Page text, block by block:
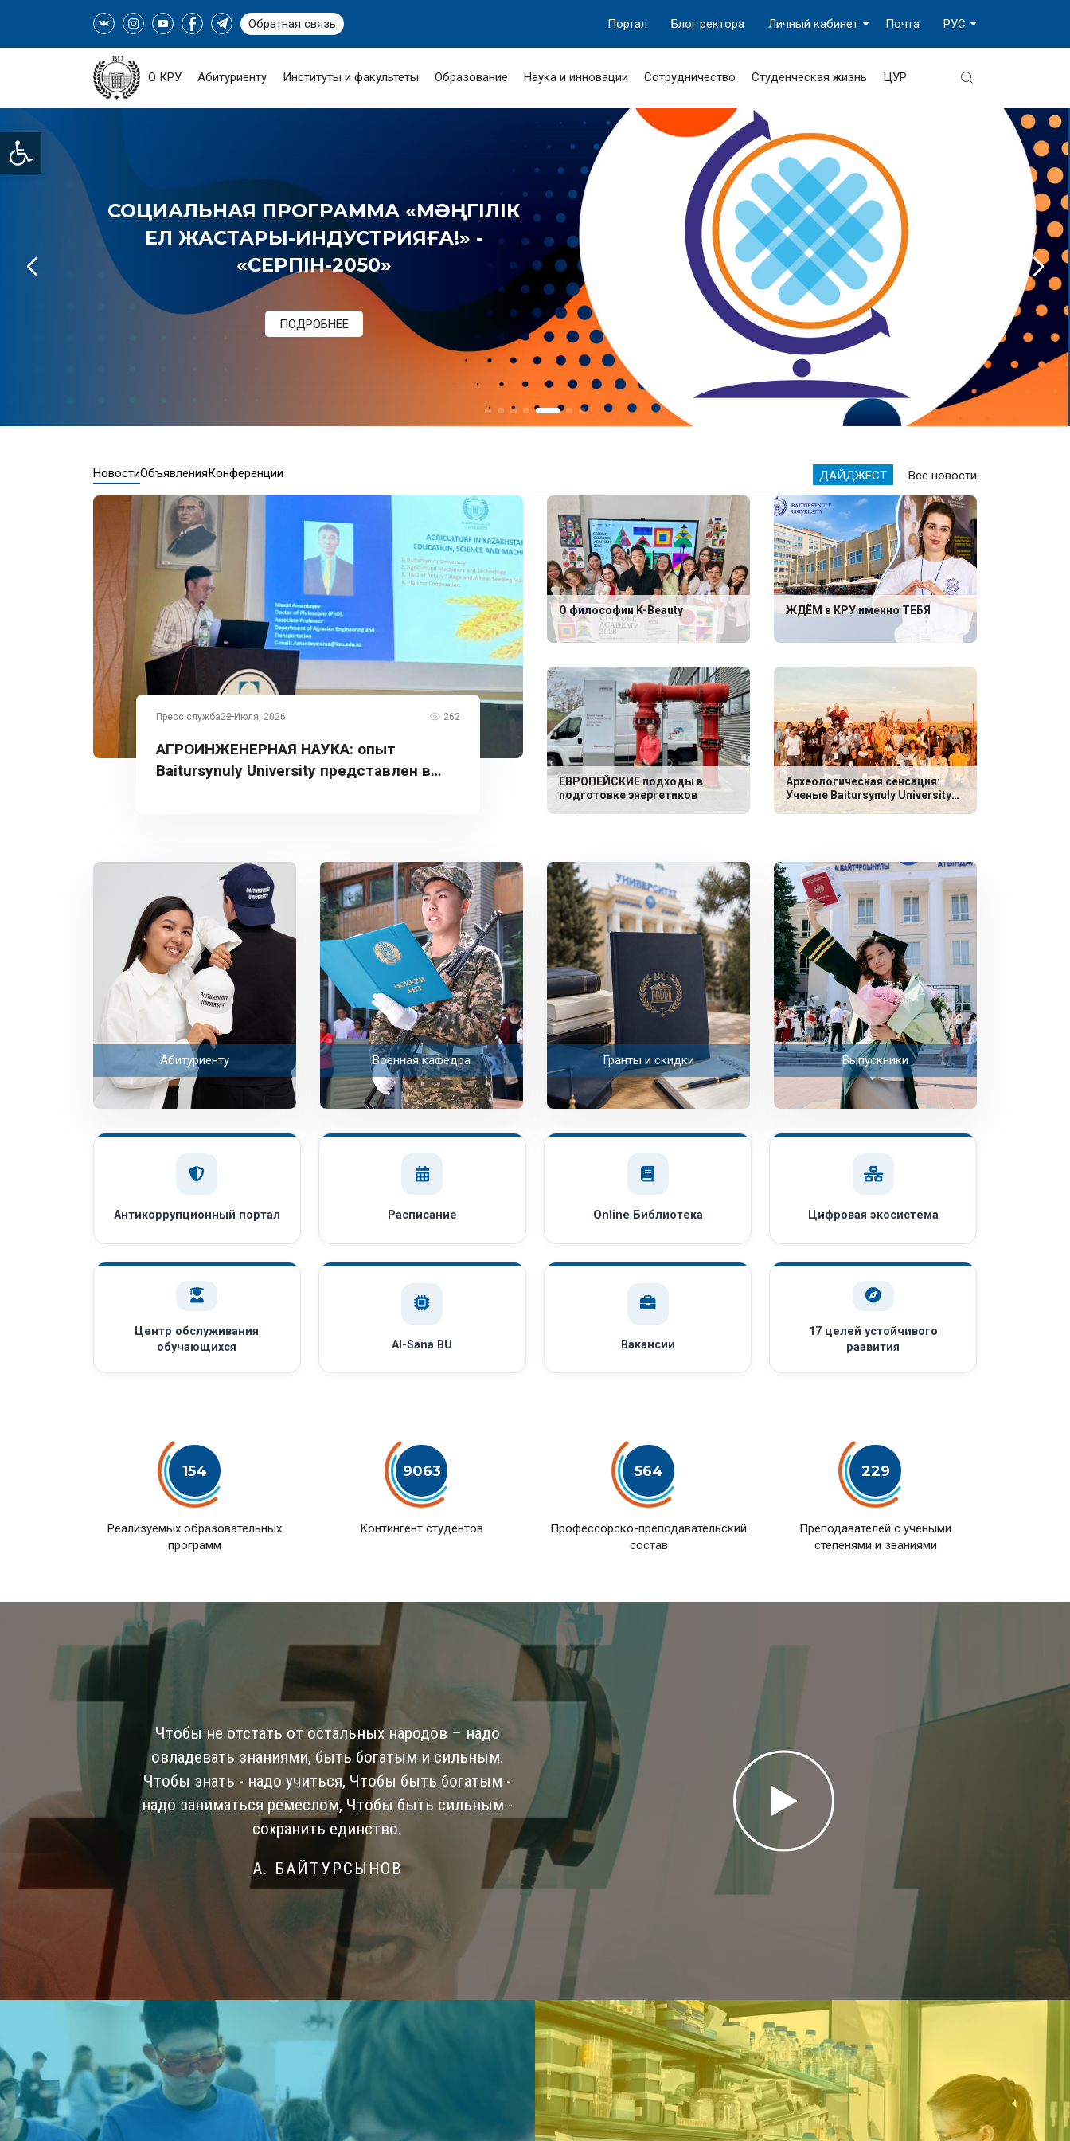
Open toolbar
Обратная связь РУС
Почта
Личный кабинет
Блог ректора
Портал
О КРУ Абитуриенту Институты и факультеты Образование Наука и инновации Сотрудничество Студенческая жизнь ЦУР
СОЦИАЛЬНАЯ ПРОГРАММА «МӘҢГІЛІК
ЕЛ ЖАСТАРЫ-ИНДУСТРИЯҒА!» -
«СЕРПІН-2050»
ПОДРОБНЕЕ
НовостиОбъявленияКонференции ДАЙДЖЕСТ Все новости
Пресс служба22 Июля, 2026 262
АГРОИНЖЕНЕРНАЯ НАУКА: опыт
Baitursynuly University представлен в
О философии K-Beauty ЖДЁМ в КРУ именно ТЕБЯ
ЕВРОПЕЙСКИЕ подходы в
подготовке энергетиков
Археологическая сенсация:
Ученые Baitursynuly University
обнаружили уникальные
Абитуриенту Военная кафедра Гранты и скидки Выпускники
Антикоррупционный портал Расписание Online Библиотека Цифровая экосистема
Центр обслуживания
обучающихся
AI-Sana BU Вакансии
17 целей устойчивого
развития
154
Pеализуемых образовательных
программ
9063
Kонтингент студентов
564
Профессорско-преподавательский
состав
229
Преподавателей с учеными
степенями и званиями
Чтобы не отстать от остальных народов – надо
овладевать знаниями, быть богатым и сильным.
Чтобы знать - надо учиться, Чтобы быть богатым -
надо заниматься ремеслом, Чтобы быть сильным -
сохранить единство.
А. БАЙТУРСЫНОВ